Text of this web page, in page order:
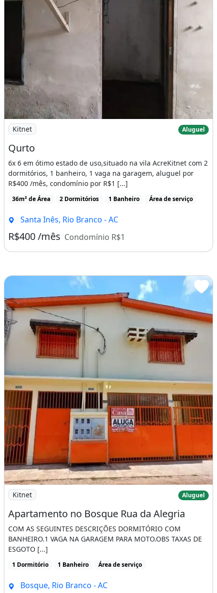
Imagem: Qurto
Kitnet Aluguel
Qurto
6x 6 em ótimo estado de uso,situado na vila AcreKitnet com 2
dormitórios, 1 banheiro, 1 vaga na garagem, aluguel por
R$400 /mês, condomínio por R$1 [...]
36m² de Área 2 Dormitórios 1 Banheiro Área de serviço
Santa Inês, Rio Branco - AC
R$400 /mês Condomínio R$1
Imagem: Apartamento no Bosque Rua da Alegria
Kitnet Aluguel
Apartamento no Bosque Rua da Alegria
COM AS SEGUINTES DESCRIÇÕES DORMITÓRIO COM
BANHEIRO.1 VAGA NA GARAGEM PARA MOTO.OBS TAXAS DE
ESGOTO [...]
1 Dormitório 1 Banheiro Área de serviço
Bosque, Rio Branco - AC